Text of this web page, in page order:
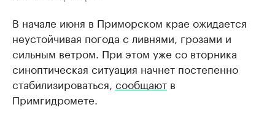
В начале июня в Приморском крае ожидается
неустойчивая погода с ливнями, грозами и
сильным ветром. При этом уже со вторника
синоптическая ситуация начнет постепенно
стабилизироваться, сообщают в
Примгидромете.